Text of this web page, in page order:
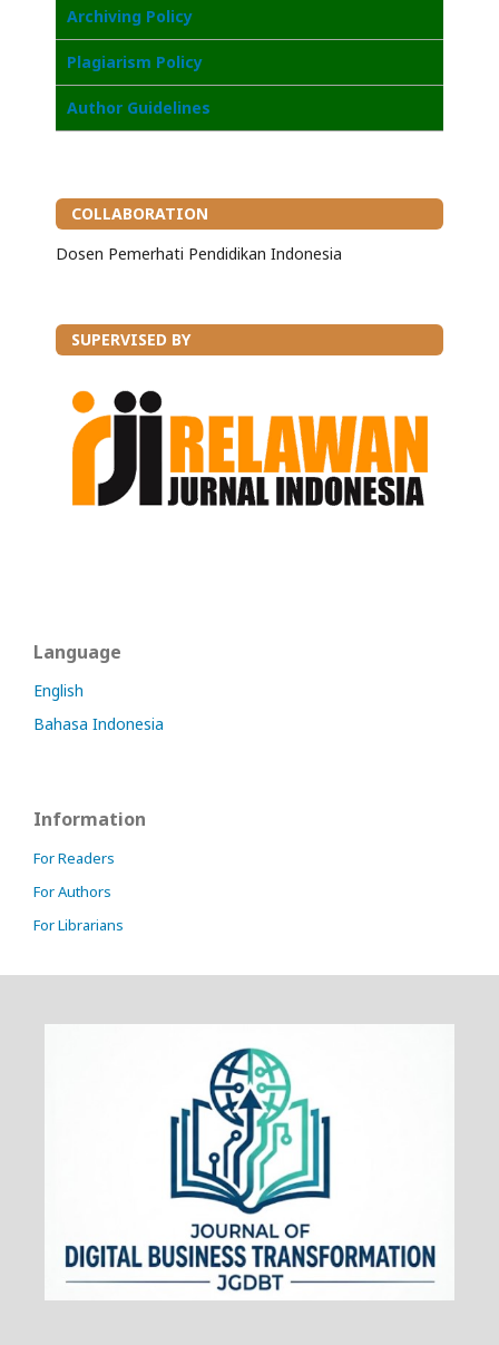
Archiving Policy
Plagiarism Policy
Author Guidelines
COLLABORATION
Dosen Pemerhati Pendidikan Indonesia
SUPERVISED BY
Language
English
Bahasa Indonesia
Information
For Readers
For Authors
For Librarians